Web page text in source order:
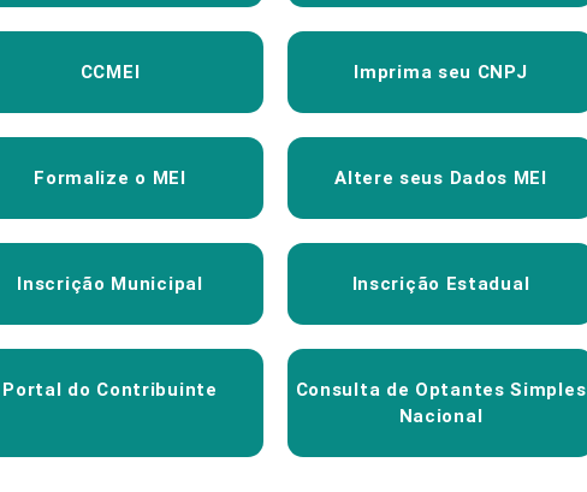
CCMEI Imprima seu CNPJ
Formalize o MEI Altere seus Dados MEI
Inscrição Municipal Inscrição Estadual
Portal do Contribuinte
Consulta de Optantes Simples
Nacional